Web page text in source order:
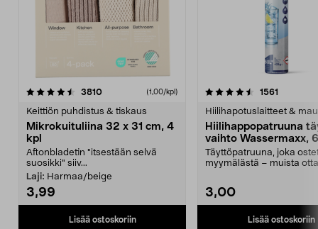
3810arvostelut (1,00/kpl)
Keittiön puhdistus & tiskaus
Mikrokuituliina 32 x 31 cm, 4
kpl
Aftonbladetin "itsestään selvä
suosikki" siiv...
Laji: Harmaa/beige
3,99
Lisää ostoskoriin
4.5viidestä
1561
Hiilihapotuslaitteet &
Hiilihappopatruuna
vaihto Wassermaxx,
Täyttöpatruuna, joka
myymälästä – muista
3,00
Lisää ostoskoriin
4.5viidestä